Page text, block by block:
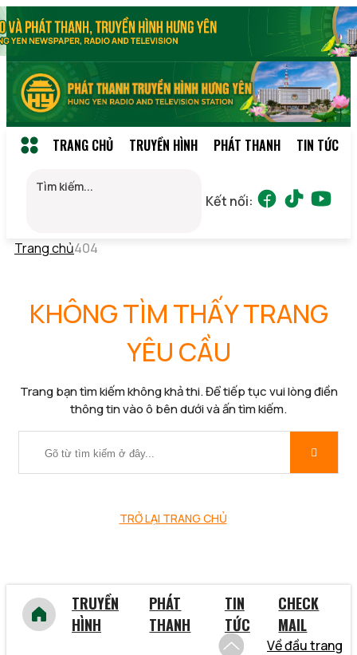
TRANG CHỦ TRUYỀN HÌNH PHÁT THANH TIN TỨC
Kết nối:
Trang chủ404
KHÔNG TÌM THẤY TRANG
YÊU CẦU
Trang bạn tìm kiếm không khả thi. Để tiếp tục vui lòng điền
thông tin vào ô bên dưới và ấn tìm kiếm.
TRỞ LẠI TRANG CHỦ
TRUYỀN
HÌNH
PHÁT
THANH
TIN
TỨC
CHECK
MAIL
Về đầu trang